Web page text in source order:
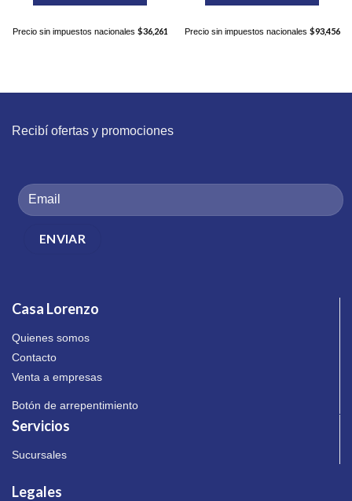
Precio sin impuestos nacionales $36,261 Precio sin impuestos nacionales $93,456
Recibí ofertas y promociones
Casa Lorenzo
Quienes somos
Contacto
Venta a empresas
Botón de arrepentimiento
Servicios
Sucursales
Legales